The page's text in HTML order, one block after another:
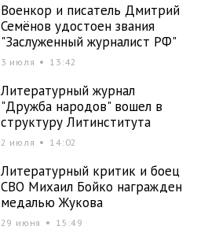
Военкор и писатель Дмитрий
Семёнов удостоен звания
"Заслуженный журналист РФ"
3 июля 13:42
Литературный журнал
"Дружба народов" вошел в
структуру Литинститута
2 июля 14:02
Литературный критик и боец
СВО Михаил Бойко награжден
медалью Жукова
29 июня 15:49